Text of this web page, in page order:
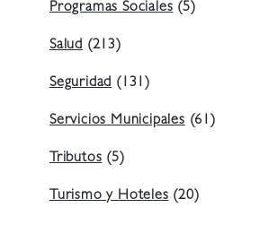
Programas Sociales(5)
Salud (213)
Seguridad(131)
Servicios Municipales(61)
Tributos(5)
Turismo y Hoteles(20)